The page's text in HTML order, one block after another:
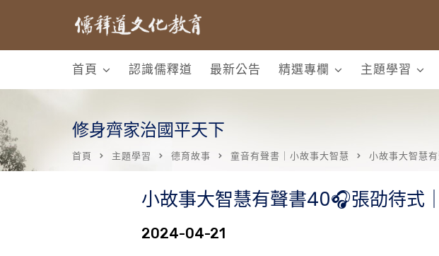
首頁 認識儒釋道 最新公告 精選專欄 主題學習
修身齊家治國平天下
首頁 主題學習 德育故事 童音有聲書｜小故事大智慧 小故事大智慧
小故事大智慧有聲書40🎧張劭待式
2024-04-21